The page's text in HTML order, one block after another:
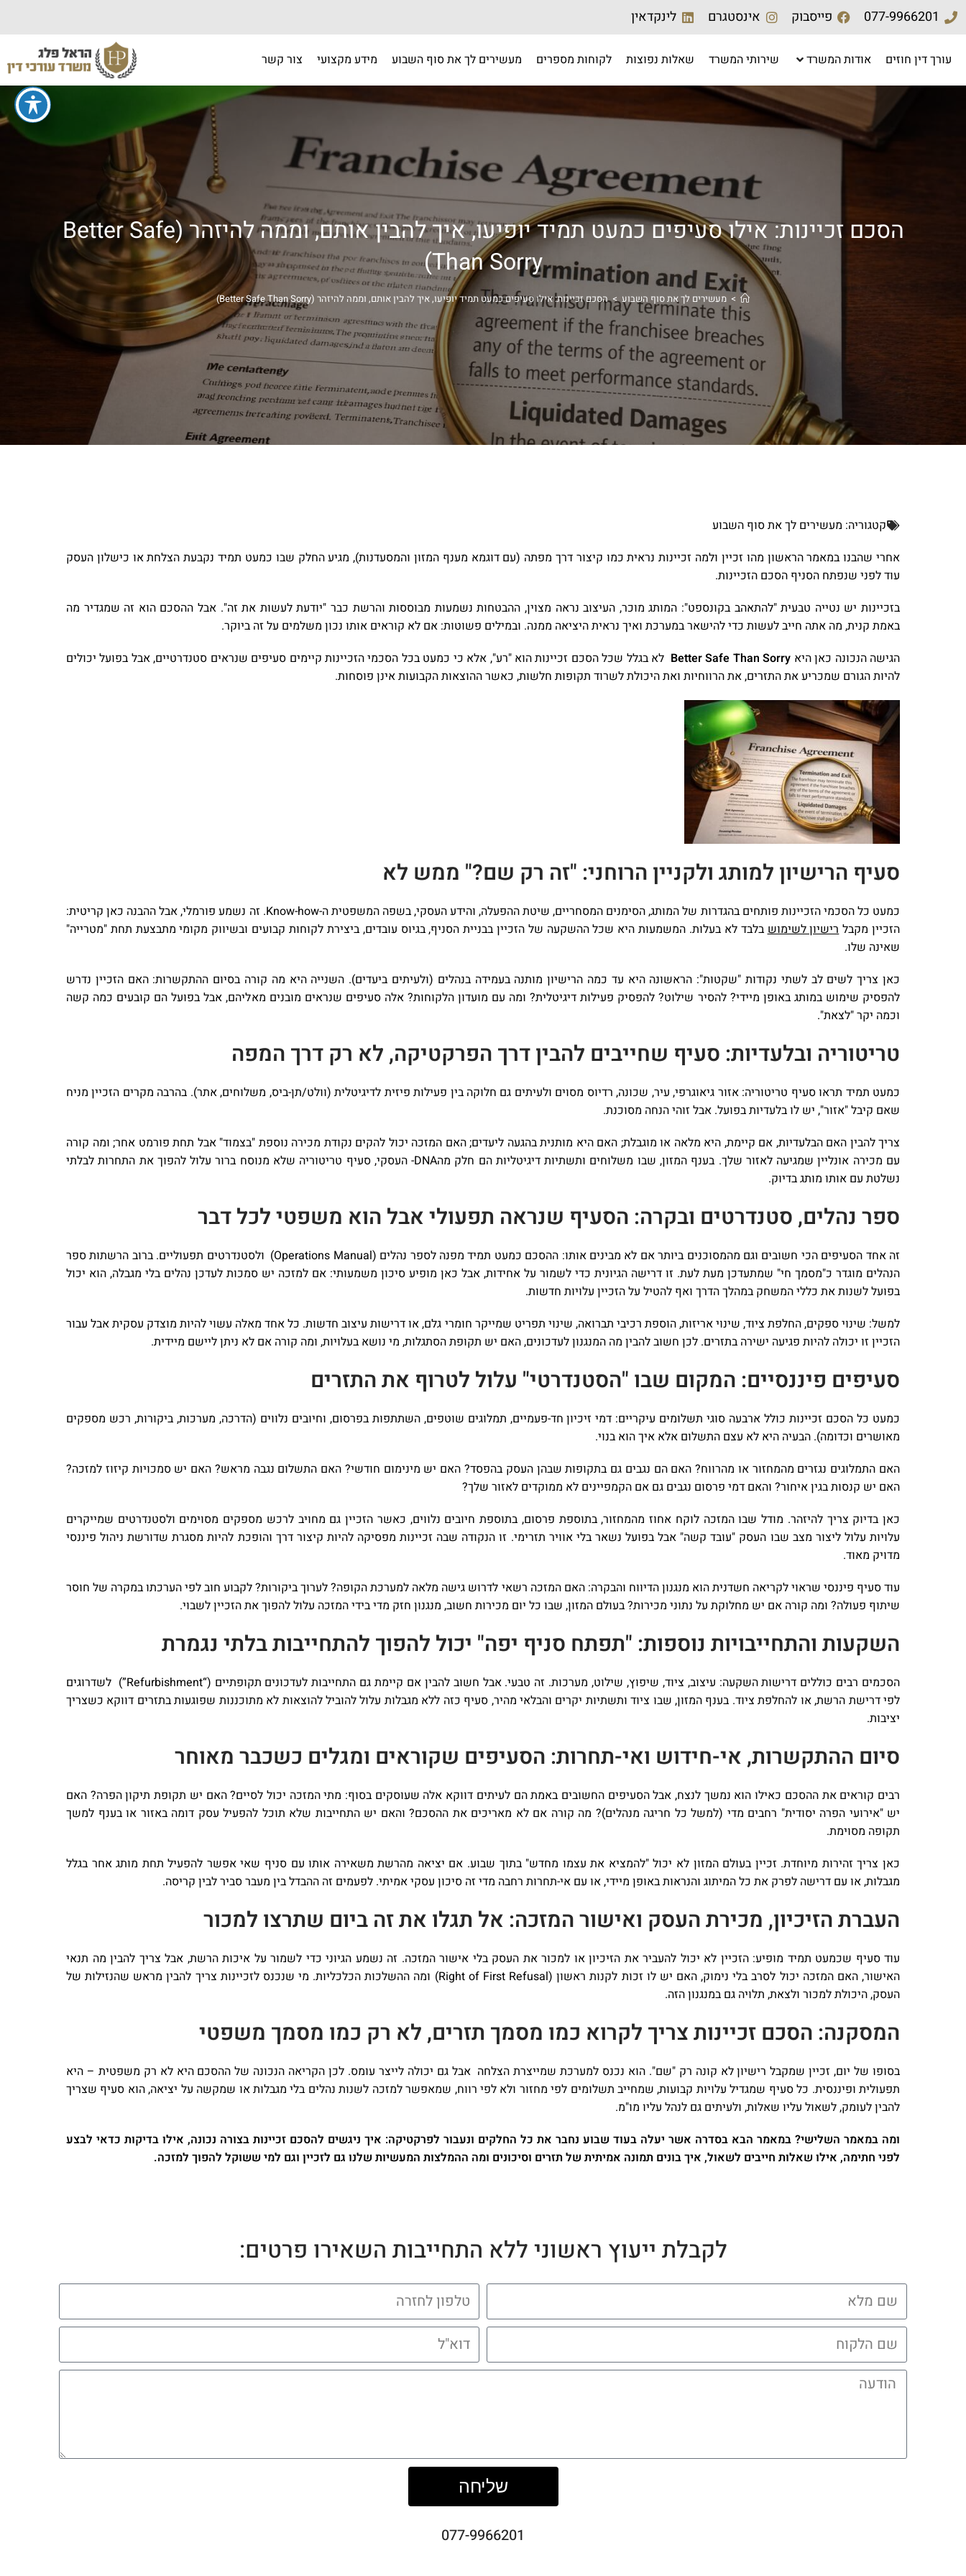
077-9966201 פייסבוק אינסטגרם לינקדאין
עורך דין חוזים אודות המשרד שירותי המשרד שאלות נפוצות לקוחות מספרים מעשירים לך את סוף השבוע מידע מקצועי צור קשר
הסכם זכיינות: אילו סעיפים כמעט תמיד יופיעו, איך להבין אותם, וממה להיזהר (Better Safe
Than Sorry)
> מעשירים לך את סוף השבוע > הסכם זכיינות: אילו סעיפים כמעט תמיד יופיעו, איך להבין אותם, וממה להיזהר (Better Safe Than Sorry)
קטגוריה: מעשירים לך את סוף השבוע
אחרי שהבנו במאמר הראשון מהו זכיין ולמה זכיינות נראית כמו קיצור דרך מפתה (עם דוגמא מענף המזון והמסעדנות), מגיע החלק שבו כמעט תמיד נקבעת הצלחת או כישלון העסק
עוד לפני שנפתח הסניף הסכם הזכיינות.
בזכיינות יש נטייה טבעית "להתאהב בקונספט": המותג מוכר, העיצוב נראה מצוין, ההבטחות נשמעות מבוססות והרשת כבר "יודעת לעשות את זה". אבל ההסכם הוא זה שמגדיר מה
באמת קנית, מה אתה חייב לעשות כדי להישאר במערכת ואיך נראית היציאה ממנה. ובמילים פשוטות: אם לא קוראים אותו נכון משלמים על זה ביוקר.
הגישה הנכונה כאן היא Better Safe Than Sorry לא בגלל שכל הסכם זכיינות הוא "רע", אלא כי כמעט בכל הסכמי הזכיינות קיימים סעיפים שנראים סטנדרטיים, אבל בפועל יכולים
להיות הגורם שמכריע את התזרים, את הרווחיות ואת היכולת לשרוד תקופות חלשות, כאשר ההוצאות הקבועות אינן פוסחות.
סעיף הרישיון למותג ולקניין הרוחני: "זה רק שם?" ממש לא
כמעט כל הסכמי הזכיינות פותחים בהגדרות של המותג, הסימנים המסחריים, שיטת ההפעלה, והידע העסקי, בשפה המשפטית ה-Know-how. זה נשמע פורמלי, אבל ההבנה כאן קריטית:
הזכיין מקבל רישיון לשימוש בלבד לא בעלות. המשמעות היא שכל ההשקעה של הזכיין בבניית הסניף, בגיוס עובדים, ביצירת לקוחות קבועים ובשיווק מקומי מתבצעת תחת "מטרייה"
שאינה שלו.
כאן צריך לשים לב לשתי נקודות "שקטות": הראשונה היא עד כמה הרישיון מותנה בעמידה בנהלים (ולעיתים ביעדים). השנייה היא מה קורה בסיום ההתקשרות: האם הזכיין נדרש
להפסיק שימוש במותג באופן מיידי? להסיר שילוט? להפסיק פעילות דיגיטלית? ומה עם מועדון הלקוחות? אלה סעיפים שנראים מובנים מאליהם, אבל בפועל הם קובעים כמה קשה
וכמה יקר "לצאת".
טריטוריה ובלעדיות: סעיף שחייבים להבין דרך הפרקטיקה, לא רק דרך המפה
כמעט תמיד תראו סעיף טריטוריה: אזור גיאוגרפי, עיר, שכונה, רדיוס מסוים ולעיתים גם חלוקה בין פעילות פיזית לדיגיטלית (וולט/תן-ביס, משלוחים, אתר). בהרבה מקרים הזכיין מניח
שאם קיבל "אזור", יש לו בלעדיות בפועל. אבל זוהי הנחה מסוכנת.
צריך להבין האם הבלעדיות, אם קיימת, היא מלאה או מוגבלת; האם היא מותנית בהגעה ליעדים; האם המזכה יכול להקים נקודת מכירה נוספת "בצמוד" אבל תחת פורמט אחר; ומה קורה
עם מכירה אונליין שמגיעה לאזור שלך. בענף המזון, שבו משלוחים ותשתיות דיגיטליות הם חלק מהDNA- העסקי, סעיף טריטוריה שלא מנוסח ברור עלול להפוך את התחרות לבלתי
נשלטת עם אותו מותג בדיוק.
ספר נהלים, סטנדרטים ובקרה: הסעיף שנראה תפעולי אבל הוא משפטי לכל דבר
זה אחד הסעיפים הכי חשובים וגם מהמסוכנים ביותר אם לא מבינים אותו: ההסכם כמעט תמיד מפנה לספר נהלים (Operations Manual) ולסטנדרטים תפעוליים. ברוב הרשתות ספר
הנהלים מוגדר כ"מסמך חי" שמתעדכן מעת לעת. זו דרישה הגיונית כדי לשמור על אחידות, אבל כאן מופיע סיכון משמעותי: אם למזכה יש סמכות לעדכן נהלים בלי מגבלה, הוא יכול
בפועל לשנות את כללי המשחק במהלך הדרך ואף להטיל על הזכיין עלויות חדשות.
למשל: שינוי ספקים, החלפת ציוד, שינוי אריזות, הוספת רכיבי תברואה, שינוי תפריט שמייקר חומרי גלם, או דרישות עיצוב חדשות. כל אחד מאלה עשוי להיות מוצדק עסקית אבל עבור
הזכיין זו יכולה להיות פגיעה ישירה בתזרים. לכן חשוב להבין מה המנגנון לעדכונים, האם יש תקופת הסתגלות, מי נושא בעלויות, ומה קורה אם לא ניתן ליישם מיידית.
סעיפים פיננסיים: המקום שבו "הסטנדרטי" עלול לטרוף את התזרים
כמעט כל הסכם זכיינות כולל ארבעה סוגי תשלומים עיקריים: דמי זיכיון חד-פעמיים, תמלוגים שוטפים, השתתפות בפרסום, וחיובים נלווים (הדרכה, מערכות, ביקורות, רכש מספקים
מאושרים וכדומה). הבעיה היא לא עצם התשלום אלא איך הוא בנוי.
האם התמלוגים נגזרים מהמחזור או מהרווח? האם הם נגבים גם בתקופות שבהן העסק בהפסד? האם יש מינימום חודשי? האם התשלום נגבה מראש? האם יש סמכויות קיזוז למזכה?
האם יש קנסות בגין איחור? והאם דמי פרסום נגבים גם אם הקמפיינים לא ממוקדים לאזור שלך?
כאן בדיוק צריך להיזהר. מודל שבו המזכה לוקח אחוז מהמחזור, בתוספת פרסום, בתוספת חיובים נלווים, כאשר הזכיין גם מחויב לרכש מספקים מסוימים ולסטנדרטים שמייקרים
עלויות עלול ליצור מצב שבו העסק "עובד קשה" אבל בפועל נשאר בלי אוויר תזרימי. זו הנקודה שבה זכיינות מפסיקה להיות קיצור דרך והופכת להיות מסגרת שדורשת ניהול פיננסי
מדויק מאוד.
עוד סעיף פיננסי שראוי לקריאה חשדנית הוא מנגנון הדיווח והבקרה: האם המזכה רשאי לדרוש גישה מלאה למערכת הקופה? לערוך ביקורות? לקבוע חוב לפי הערכתו במקרה של חוסר
שיתוף פעולה? ומה קורה אם יש מחלוקת על נתוני מכירות? בעולם המזון, שבו כל יום מכירות חשוב, מנגנון חזק מדי בידי המזכה עלול להפוך את הזכיין לשבוי.
השקעות והתחייבויות נוספות: "תפתח סניף יפה" יכול להפוך להתחייבות בלתי נגמרת
הסכמים רבים כוללים דרישות השקעה: עיצוב, ציוד, שיפוץ, שילוט, מערכות. זה טבעי. אבל חשוב להבין אם קיימת גם התחייבות לעדכונים תקופתיים (“Refurbishment”) לשדרוגים
לפי דרישת הרשת, או להחלפת ציוד. בענף המזון, שבו ציוד ותשתיות יקרים והבלאי מהיר, סעיף כזה ללא מגבלות עלול להוביל להוצאות לא מתוכננות שפוגעות בתזרים דווקא כשצריך
יציבות.
סיום ההתקשרות, אי-חידוש ואי-תחרות: הסעיפים שקוראים ומגלים כשכבר מאוחר
רבים קוראים את ההסכם כאילו הוא נמשך לנצח, אבל הסעיפים החשובים באמת הם לעיתים דווקא אלה שעוסקים בסוף: מתי המזכה יכול לסיים? האם יש תקופת תיקון הפרה? האם
יש "אירועי הפרה יסודית" רחבים מדי (למשל כל חריגה מנהלים)? מה קורה אם לא מאריכים את ההסכם? והאם יש התחייבות שלא תוכל להפעיל עסק דומה באזור או בענף למשך
תקופה מסוימת.
כאן צריך זהירות מיוחדת. זכיין בעולם המזון לא יכול "להמציא את עצמו מחדש" בתוך שבוע. אם יציאה מהרשת משאירה אותו עם סניף שאי אפשר להפעיל תחת מותג אחר בגלל
מגבלות, או עם דרישה לפרק את כל המיתוג והנראות באופן מיידי, או עם אי-תחרות רחבה מדי זה סיכון עסקי אמיתי. לפעמים זה ההבדל בין מעבר סביר לבין קריסה.
העברת הזיכיון, מכירת העסק ואישור המזכה: אל תגלו את זה ביום שתרצו למכור
עוד סעיף שכמעט תמיד מופיע: הזכיין לא יכול להעביר את הזיכיון או למכור את העסק בלי אישור המזכה. זה נשמע הגיוני כדי לשמור על איכות הרשת, אבל צריך להבין מה תנאי
האישור, האם המזכה יכול לסרב בלי נימוק, האם יש לו זכות לקנות ראשון (Right of First Refusal) ומה ההשלכות הכלכליות. מי שנכנס לזכיינות צריך להבין מראש שהנזילות של
העסק, היכולת למכור ולצאת, תלויה גם במנגנון הזה.
המסקנה: הסכם זכיינות צריך לקרוא כמו מסמך תזרים, לא רק כמו מסמך משפטי
בסופו של יום, זכיין שמקבל רישיון לא קונה רק "שם". הוא נכנס למערכת שמייצרת הצלחה אבל גם יכולה לייצר עומס. לכן הקריאה הנכונה של ההסכם היא לא רק משפטית – היא
תפעולית ופיננסית. כל סעיף שמגדיל עלויות קבועות, שמחייב תשלומים לפי מחזור ולא לפי רווח, שמאפשר למזכה לשנות נהלים בלי מגבלות או שמקשה על יציאה, הוא סעיף שצריך
להבין לעומק, לשאול עליו שאלות, ולעיתים גם לנהל עליו מו"מ.
ומה במאמר השלישי? במאמר הבא בסדרה אשר יעלה בעוד שבוע נחבר את כל החלקים ונעבור לפרקטיקה: איך ניגשים להסכם זכיינות בצורה נכונה, אילו בדיקות כדאי לבצע
לפני חתימה, אילו שאלות חייבים לשאול, איך בונים תמונה אמיתית של תזרים וסיכונים ומה ההמלצות המעשיות שלנו גם לזכיין וגם למי ששוקל להפוך למזכה.
לקבלת ייעוץ ראשוני ללא התחייבות השאירו פרטים:
שליחה
077-9966201